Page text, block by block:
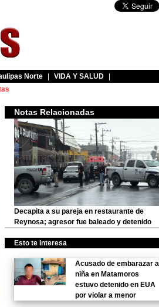
Norte VIDA Y SALUD
Notas Relacionadas
Decapita a su pareja en restaurante de
Reynosa; agresor fue baleado y detenido
Esto te Interesa
Acusado de embarazar a
niña en Matamoros
estuvo detenido en EUA
por violar a menor